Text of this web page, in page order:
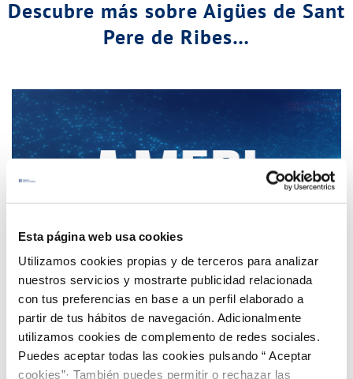
Esta página web usa cookies
Utilizamos cookies propias y de terceros para analizar
nuestros servicios y mostrarte publicidad relacionada
con tus preferencias en base a un perfil elaborado a
partir de tus hábitos de navegación. Adicionalmente
utilizamos cookies de complemento de redes sociales.
Puedes aceptar todas las cookies pulsando “ Aceptar
cookies”· También puedes permitir o rechazar las
Descubre más sobre Aigües de Sant
Pere de Ribes…
Mejoras para aumentar la transparencia del